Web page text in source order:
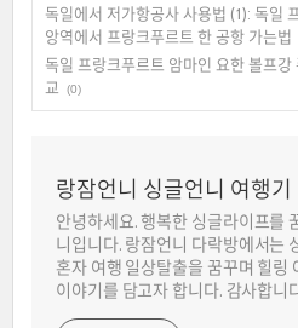
독일에서 저가항공사 사용법 (1): 독일
앙역에서 프랑크푸르트 한 공항 가는법
독일 프랑크푸르트 암마인 요한 볼프강
교
(0)
랑잠언니 싱글언니 여행기
안녕하세요. 행복한 싱글라이프를
니입니다. 랑잠언니 다락방에서는
혼자 여행 일상탈출을 꿈꾸며 힐링
이야기를 담고자 합니다. 감사합니